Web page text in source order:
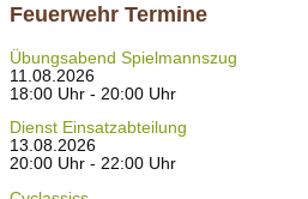
Feuerwehr Termine
Übungsabend Spielmannszug
11.08.2026
18:00 Uhr - 20:00 Uhr
Dienst Einsatzabteilung
13.08.2026
20:00 Uhr - 22:00 Uhr